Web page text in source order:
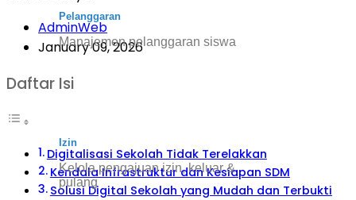
Pelanggaran
Manajemen pelanggaran siswa
Izin
Kelola pengajuan izin, keluar &
pulang
AdminWeb
January 09, 2026
Daftar Isi
Digitalisasi Sekolah Tidak Terelakkan
Kendala Infrastruktur dan Kesiapan SDM
Solusi Digital Sekolah yang Mudah dan Terbukti